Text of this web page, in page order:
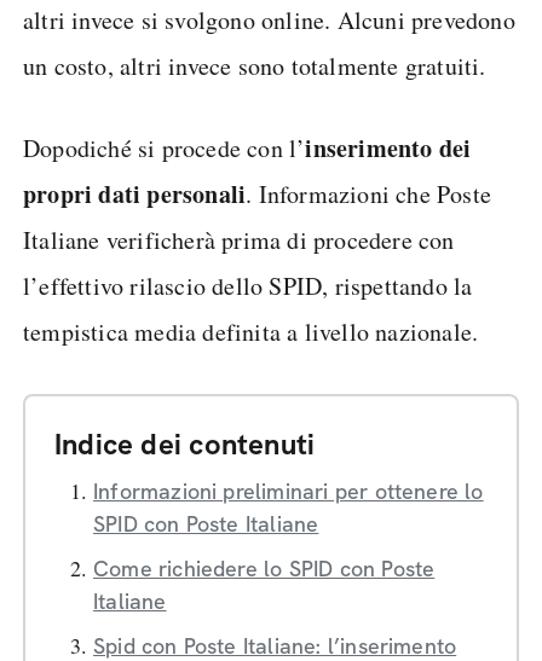
altri invece si svolgono online. Alcuni prevedono
un costo, altri invece sono totalmente gratuiti.
Dopodiché si procede con l’inserimento dei
propri dati personali. Informazioni che Poste
Italiane verificherà prima di procedere con
l’effettivo rilascio dello SPID, rispettando la
tempistica media definita a livello nazionale.
Indice dei contenuti
Informazioni preliminari per ottenere lo
SPID con Poste Italiane
Come richiedere lo SPID con Poste
Italiane
Spid con Poste Italiane: l’inserimento